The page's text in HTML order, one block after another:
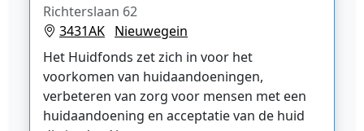
Richterslaan 62
3431AK Nieuwegein
Het Huidfonds zet zich in voor het
voorkomen van huidaandoeningen,
verbeteren van zorg voor mensen met een
huidaandoening en acceptatie van de huid